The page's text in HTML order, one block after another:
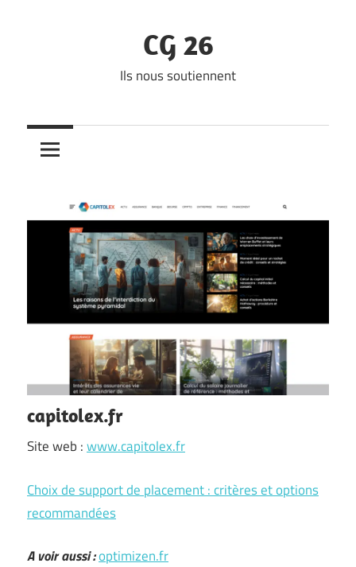
CG 26
Ils nous soutiennent
capitolex.fr
Site web :www.capitolex.fr
Choix de support de placement : critères et options
recommandées
A voir aussi :optimizen.fr